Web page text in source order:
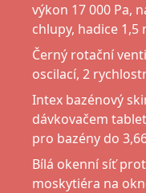
výkon 17 000 Pa,
chlupy, hadice 1,5
Černý rotační
oscilací, 2
Intex bazénový
dávkovačem
pro bazény do
Bílá okenní síť
moskytiéra na